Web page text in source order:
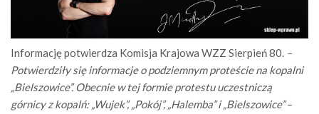
Informację potwierdza Komisja Krajowa WZZ Sierpień 80. –
Potwierdziły się informacje o podziemnym proteście na kopalni
„Bielszowice”. Obecnie w tej formie protestu uczestniczą
górnicy z kopalń: „Wujek”, „Pokój”, „Halemba” i „Bielszowice”–